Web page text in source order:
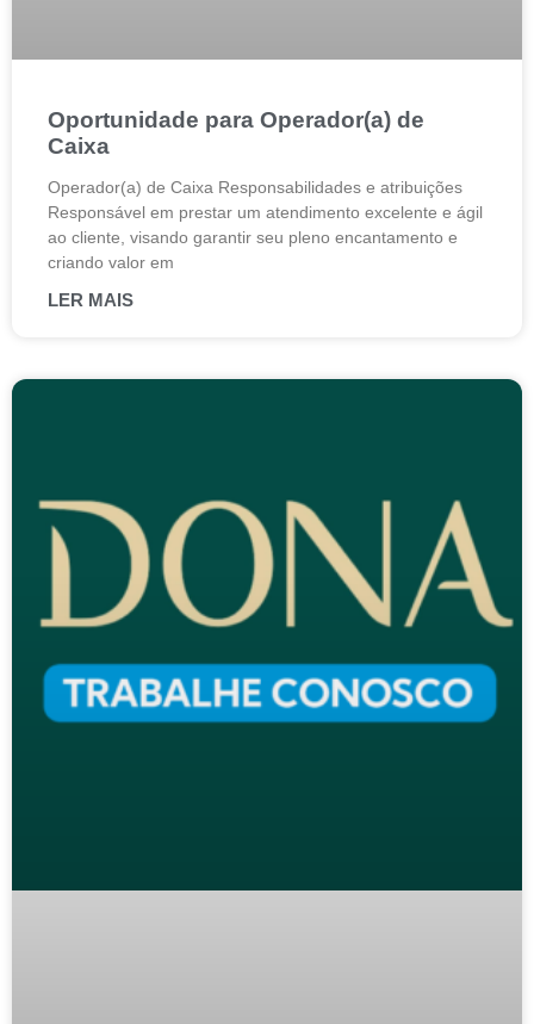
Oportunidade para Operador(a) de
Caixa
Operador(a) de Caixa Responsabilidades e atribuições
Responsável em prestar um atendimento excelente e ágil
ao cliente, visando garantir seu pleno encantamento e
criando valor em
LER MAIS